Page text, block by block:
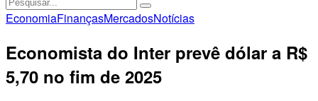
EconomiaFinançasMercadosNotícias
Economista do Inter prevê dólar a R$
5,70 no fim de 2025